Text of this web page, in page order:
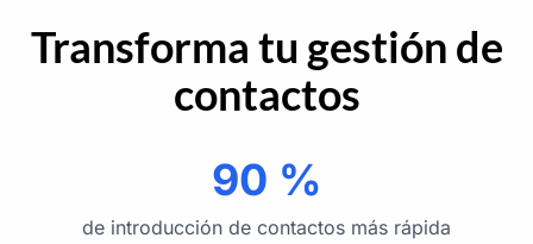
Transforma tu gestión de
contactos
90 %
de introducción de contactos más rápida